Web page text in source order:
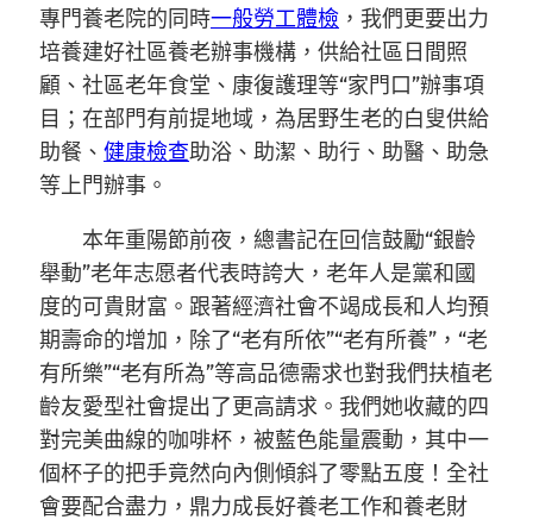
專門養老院的同時一般勞工體檢 ，我們更要出力
培養建好社區養老辦事機構，供給社區日間照
顧、社區老年食堂、康復護理等“家門口”辦事項
目；在部門有前提地域，為居野生老的白叟供給
助餐、 健康檢查助浴、助潔、助行、助醫、助急
等上門辦事。
本年重陽節前夜，總書記在回信鼓勵“銀齡
舉動”老年志愿者代表時誇大，老年人是黨和國
度的可貴財富。跟著經濟社會不竭成長和人均預
期壽命的增加，除了“老有所依”“老有所養”，“老
有所樂”“老有所為”等高品德需求也對我們扶植老
齡友愛型社會提出了更高請求。我們她收藏的四
對完美曲線的咖啡杯，被藍色能量震動，其中一
個杯子的把手竟然向內側傾斜了零點五度！全社
會要配合盡力，鼎力成長好養老工作和養老財